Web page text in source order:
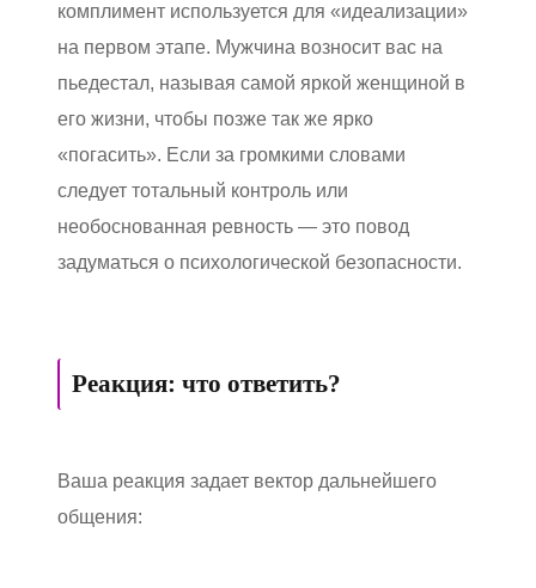
комплимент используется для «идеализации»
на первом этапе. Мужчина возносит вас на
пьедестал, называя самой яркой женщиной в
его жизни, чтобы позже так же ярко
«погасить». Если за громкими словами
следует тотальный контроль или
необоснованная ревность — это повод
задуматься о психологической безопасности.
Реакция: что ответить?
Ваша реакция задает вектор дальнейшего
общения: